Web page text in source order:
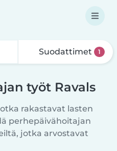
Suodattimet 1
työt Ravals
rakastavat lasten
perhepäivähoitajan
jotka arvostavat